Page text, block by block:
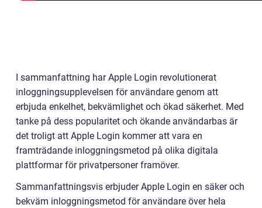
I sammanfattning har Apple Login revolutionerat
inloggningsupplevelsen för användare genom att
erbjuda enkelhet, bekvämlighet och ökad säkerhet. Med
tanke på dess popularitet och ökande användarbas är
det troligt att Apple Login kommer att vara en
framträdande inloggningsmetod på olika digitala
plattformar för privatpersoner framöver.
Sammanfattningsvis erbjuder Apple Login en säker och
bekväm inloggningsmetod för användare över hela